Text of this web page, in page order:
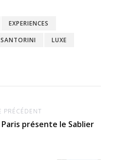
EXPERIENCES
LUXE
PRÉCÉDENT
présente le Sablier